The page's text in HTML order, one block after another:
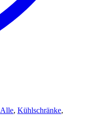
Alle, Kühlschränke,